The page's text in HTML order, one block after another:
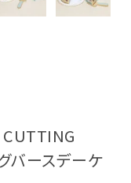
CUTTING
バースデーケ